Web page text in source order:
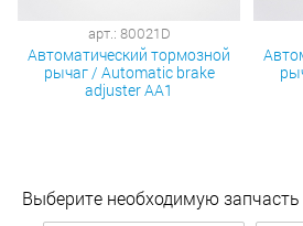
арт.: 80021D
Автоматический тормозной
рычаг / Automatic brake
adjuster AA1
Выберите необходимую запчасть